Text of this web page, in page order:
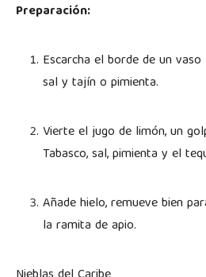
Preparación:
Escarcha el borde de un
sal y tajín o pimienta.
Vierte el jugo de limón, un
Tabasco, sal, pimienta y el
Añade hielo, remueve bien
la ramita de apio.